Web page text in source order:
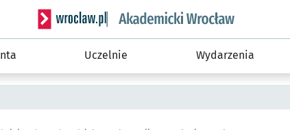
Serwis informacyjny wroclaw.pl podserwis:
Uczelnie Wydarzenia